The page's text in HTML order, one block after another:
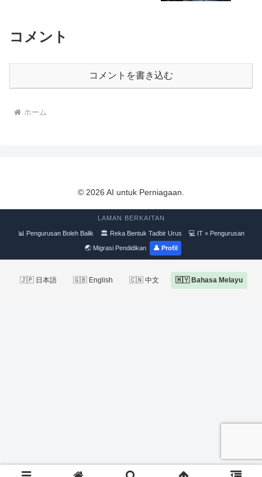
コメント
コメントを書き込む
ホーム
© 2026 AI untuk Perniagaan.
LAMAN BERKAITAN
📊 Pengurusan Boleh Balik 🏛 Reka Bentuk Tadbir Urus 💻 IT × Pengurusan
🌏 Migrasi Pendidikan 👤 Profil
🇯🇵 日本語 🇬🇧 English 🇨🇳 中文 🇲🇾 Bahasa Melayu